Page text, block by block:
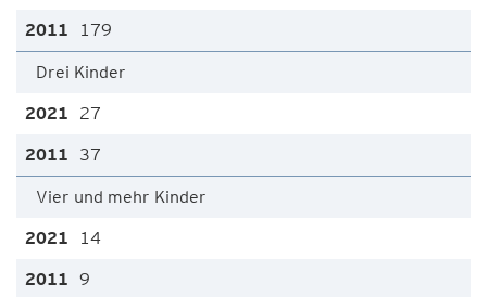
179
Drei Kinder
27
37
Vier und mehr Kinder
14
9